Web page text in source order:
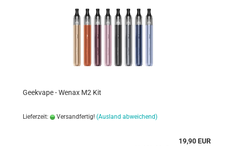
Geekvape - Wenax M2 Kit
Lieferzeit: Versandfertig! (Ausland abweichend)
19,90 EUR